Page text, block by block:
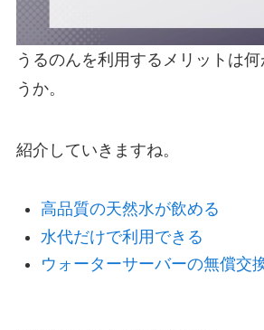
うるのんを利用するメリットは何
うか。
紹介していきますね。
高品質の天然水が飲める
水代だけで利用できる
ウォーターサーバーの無償交